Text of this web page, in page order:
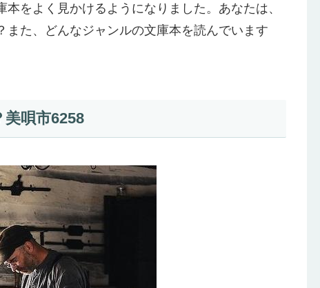
をよく見かけるようになりました。あなたは、
た、どんなジャンルの文庫本を読んでいます
唄市6258